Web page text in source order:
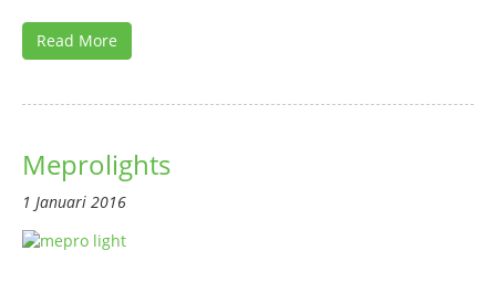
Read More
Meprolights
1 Januari 2016